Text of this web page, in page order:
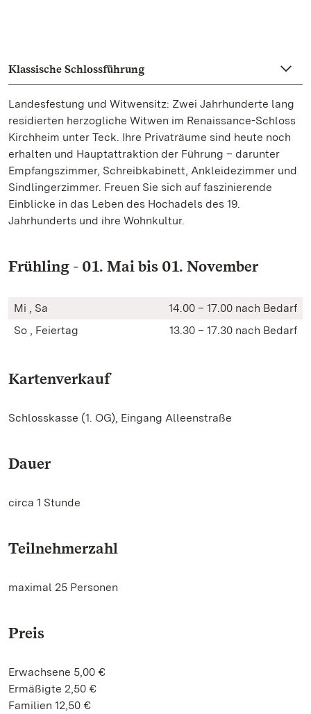
Klassische Schlossführung
Landesfestung und Witwensitz: Zwei Jahrhunderte lang
residierten herzogliche Witwen im Renaissance-Schloss
Kirchheim unter Teck. Ihre Privaträume sind heute noch
erhalten und Hauptattraktion der Führung – darunter
Empfangszimmer, Schreibkabinett, Ankleidezimmer und
Sindlingerzimmer. Freuen Sie sich auf faszinierende
Einblicke in das Leben des Hochadels des 19.
Jahrhunderts und ihre Wohnkultur.
Frühling - 01. Mai bis 01. November
Mi , Sa
14.00 – 17.00 nach Bedarf
So , Feiertag
13.30 – 17.30 nach Bedarf
Kartenverkauf
Schlosskasse (1. OG), Eingang Alleenstraße
Dauer
circa 1 Stunde
Teilnehmerzahl
maximal 25 Personen
Preis
Erwachsene 5,00 €
Ermäßigte 2,50 €
Familien 12,50 €